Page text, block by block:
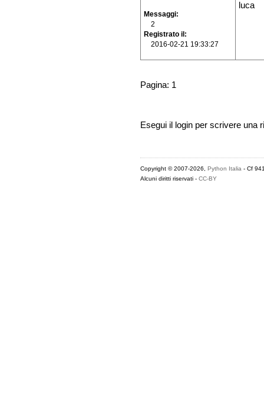
Messaggi
2
Registrato il
2016-02-21 19:33:27
luca
Pagina: 1
Esegui il login per scrivere una
Copyright © 2007-2026, Python Italia- Cf
Alcuni diritti riservati - CC-BY